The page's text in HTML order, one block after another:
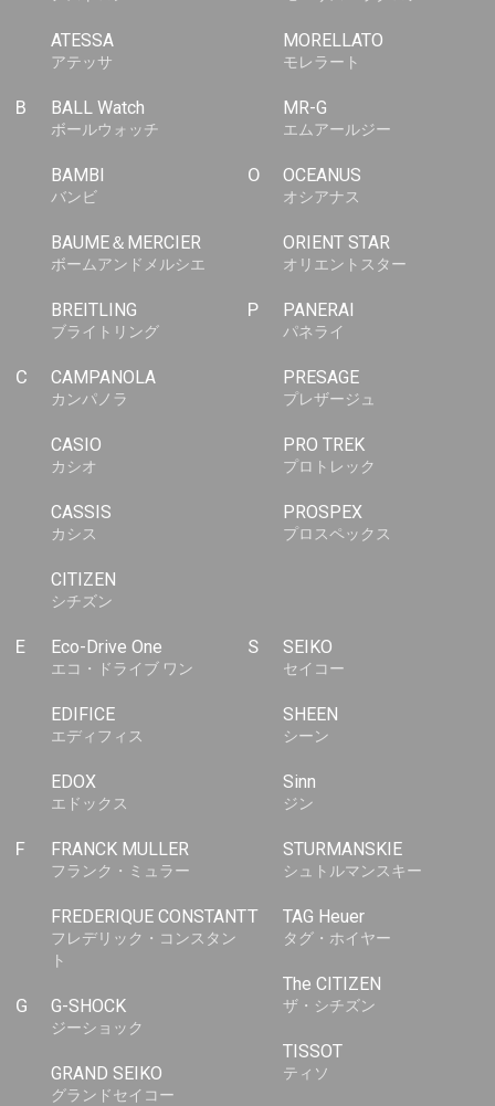
ATESSA
アテッサ
B BALL Watch
ボールウォッチ
BAMBI
バンビ
BAUME＆MERCIER
ボームアンドメルシエ
BREITLING
ブライトリング
C CAMPANOLA
カンパノラ
CASIO
カシオ
CASSIS
カシス
CITIZEN
シチズン
E Eco-Drive One
エコ・ドライブ ワン
EDIFICE
エディフィス
EDOX
エドックス
F FRANCK MULLER
フランク・ミュラー
FREDERIQUE CONSTANT
フレデリック・コンスタン
ト
G G-SHOCK
ジーショック
GRAND SEIKO
グランドセイコー
MORELLATO
モレラート
MR-G
エムアールジー
O OCEANUS
オシアナス
ORIENT STAR
オリエントスター
P PANERAI
パネライ
PRESAGE
プレザージュ
PRO TREK
プロトレック
PROSPEX
プロスペックス
S SEIKO
セイコー
SHEEN
シーン
Sinn
ジン
STURMANSKIE
シュトルマンスキー
T TAG Heuer
タグ・ホイヤー
The CITIZEN
ザ・シチズン
TISSOT
ティソ